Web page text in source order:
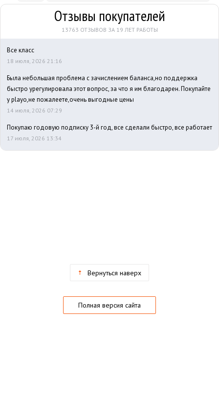
Отзывы покупателей
13763 ОТЗЫВОВ ЗА 19 ЛЕТ РАБОТЫ
Все класс
18 июля, 2026 21:16
Была небольшая проблема с зачислением баланса,но поддержка
быстро урегулировала этот вопрос, за что я им благодарен. Покупайте
у playo,не пожалеете,очень выгодные цены
14 июля, 2026 07:29
Покупаю годовую подписку 3-й год, все сделали быстро, все работает
17 июля, 2026 13:34
Вернуться наверх
Полная версия сайта